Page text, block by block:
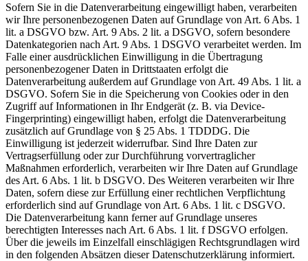
Sofern Sie in die Datenverarbeitung eingewilligt haben, verarbeiten
wir Ihre personenbezogenen Daten auf Grundlage von Art. 6 Abs. 1
lit. a DSGVO bzw. Art. 9 Abs. 2 lit. a DSGVO, sofern besondere
Datenkategorien nach Art. 9 Abs. 1 DSGVO verarbeitet werden. Im
Falle einer ausdrücklichen Einwilligung in die Übertragung
personenbezogener Daten in Drittstaaten erfolgt die
Datenverarbeitung außerdem auf Grundlage von Art. 49 Abs. 1 lit. a
DSGVO. Sofern Sie in die Speicherung von Cookies oder in den
Zugriff auf Informationen in Ihr Endgerät (z. B. via Device-
Fingerprinting) eingewilligt haben, erfolgt die Datenverarbeitung
zusätzlich auf Grundlage von § 25 Abs. 1 TDDDG. Die
Einwilligung ist jederzeit widerrufbar. Sind Ihre Daten zur
Vertragserfüllung oder zur Durchführung vorvertraglicher
Maßnahmen erforderlich, verarbeiten wir Ihre Daten auf Grundlage
des Art. 6 Abs. 1 lit. b DSGVO. Des Weiteren verarbeiten wir Ihre
Daten, sofern diese zur Erfüllung einer rechtlichen Verpflichtung
erforderlich sind auf Grundlage von Art. 6 Abs. 1 lit. c DSGVO.
Die Datenverarbeitung kann ferner auf Grundlage unseres
berechtigten Interesses nach Art. 6 Abs. 1 lit. f DSGVO erfolgen.
Über die jeweils im Einzelfall einschlägigen Rechtsgrundlagen wird
in den folgenden Absätzen dieser Datenschutzerklärung informiert.